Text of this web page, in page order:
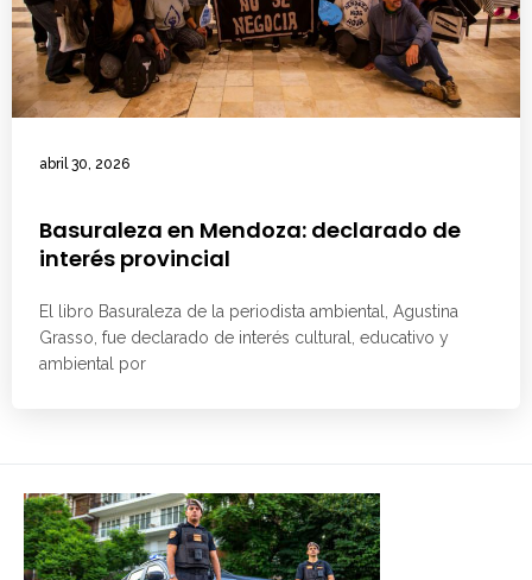
abril 30, 2026
Basuraleza en Mendoza: declarado de
interés provincial
El libro Basuraleza de la periodista ambiental, Agustina
Grasso, fue declarado de interés cultural, educativo y
ambiental por